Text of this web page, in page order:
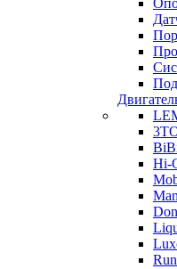
Hi-